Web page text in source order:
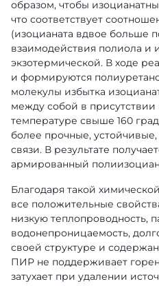
образом, чтобы
что соответствует
(изоцианата вдвое больше
взаимодействия полиола и
экзотермической. В ходе
и формируются
молекулы избытка
между собой в присутствии
температуре свыше 160
более прочные,
связи. В результате
армированный
Благодаря такой
все положительные
низкую теплопроводность,
водонепроницаемость,
своей структуре и
ПИР не поддерживает
затухает при удалении